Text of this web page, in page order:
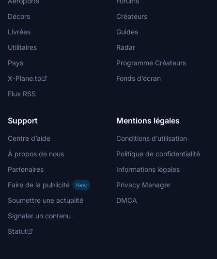
Décors
Livrées
Utilitaires
Pays
X-Plane.to
Flux RSS
Créateurs
Guides
Radar
Programme Créateurs
Fonds d’écran
Support
Centre d’aide
À propos de nous
Partenaires
Faire de la publicité
New
Soumettre une actualité
Signaler un contenu
Statut
Mentions légales
Conditions d’utilisation
Politique de confidentialité
Informations légales
Privacy Manager
DMCA